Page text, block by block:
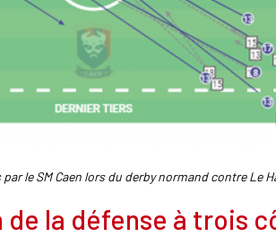
le SM Caen lors du derby normand contre Le
de la défense à trois